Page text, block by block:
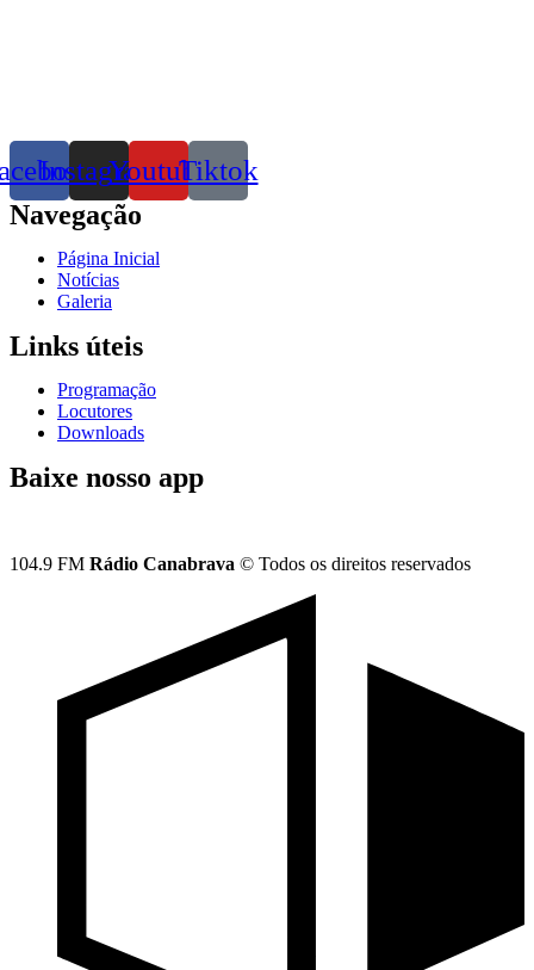
InstagramYoutubeTiktok
Navegação
Página Inicial
Notícias
Galeria
Links úteis
Programação
Locutores
Downloads
Baixe nosso app
104.9 FM Rádio Canabrava © Todos os direitos reservados